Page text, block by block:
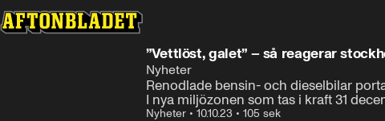
”Vettlöst, galet” – så reagerar
Nyheter
Renodlade bensin- och dieselbilar
I nya miljözonen som tas i kraft 31
Nyheter • 10.10.23 • 105 sek